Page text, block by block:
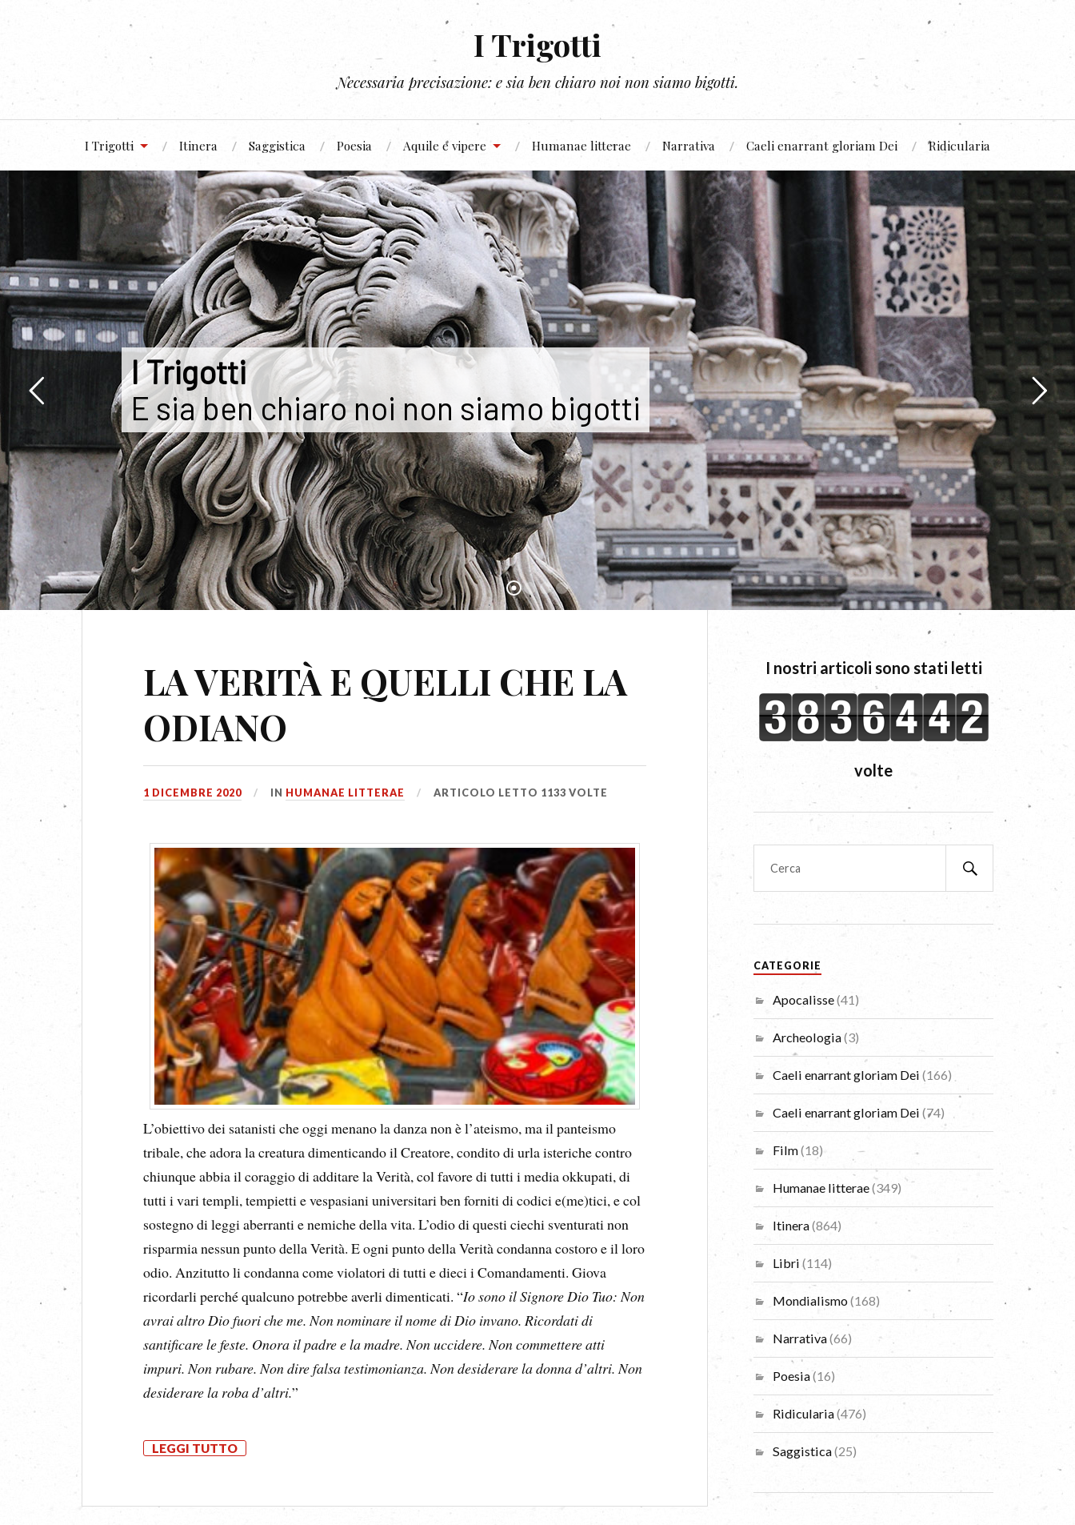
I Trigotti
Necessaria precisazione: e sia ben chiaro noi non siamo bigotti.
I Trigotti Itinera Saggistica Poesia Aquile e vipere Humanae litterae Narrativa Caeli enarrant gloriam Dei Ridicularia
I Trigotti
E sia ben chiaro noi non siamo bigotti
TAG:SACRA SCRITTURA
LA VERITÀ E QUELLI CHE LA
ODIANO
1 DICEMBRE 2020 IN HUMANAE LITTERAE ARTICOLO LETTO 1133 VOLTE
L’obiettivo dei satanisti che oggi menano la danza non è l’ateismo, ma il panteismo
tribale, che adora la creatura dimenticando il Creatore, condito di urla isteriche contro
chiunque abbia il coraggio di additare la Verità, col favore di tutti i media okkupati, di
tutti i vari templi, tempietti e vespasiani universitari ben forniti di codici e(me)tici, e col
sostegno di leggi aberranti e nemiche della vita. L’odio di questi ciechi sventurati non
risparmia nessun punto della Verità. E ogni punto della Verità condanna costoro e il loro
odio. Anzitutto li condanna come violatori di tutti e dieci i Comandamenti. Giova
ricordarli perché qualcuno potrebbe averli dimenticati. “Io sono il Signore Dio Tuo: Non
avrai altro Dio fuori che me. Non nominare il nome di Dio invano. Ricordati di
santificare le feste. Onora il padre e la madre. Non uccidere. Non commettere atti
impuri. Non rubare. Non dire falsa testimonianza. Non desiderare la donna d’altri. Non
desiderare la roba d’altri.”
LEGGI TUTTO
I nostri articoli sono stati letti
volte
CATEGORIE
Apocalisse(41)
Archeologia(3)
Caeli enarrant gloriam Dei (166)
Caeli enarrant gloriam Dei (74)
Film(18)
Humanae litterae(349)
Itinera(864)
Libri (114)
Mondialismo(168)
Narrativa(66)
Poesia(16)
Ridicularia(476)
Saggistica(25)